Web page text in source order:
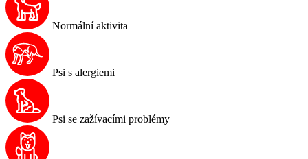
Normální aktivita
Psi s alergiemi
Psi se zažívacími problémy